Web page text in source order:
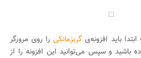
باید افزونه‌ی گریزمانکیرا روی مرورگر
باشید و سپس می‌توانید این افزونه را از